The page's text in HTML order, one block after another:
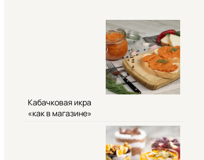
Кабачковая икра
«как в магазине»